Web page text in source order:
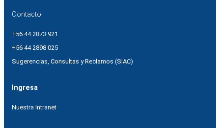
Contacto
+56 44 2873 921
+56 44 2898 025
Sugerencias, Consultas y Reclamos (SIAC)
Ingresa
Nuestra Intranet